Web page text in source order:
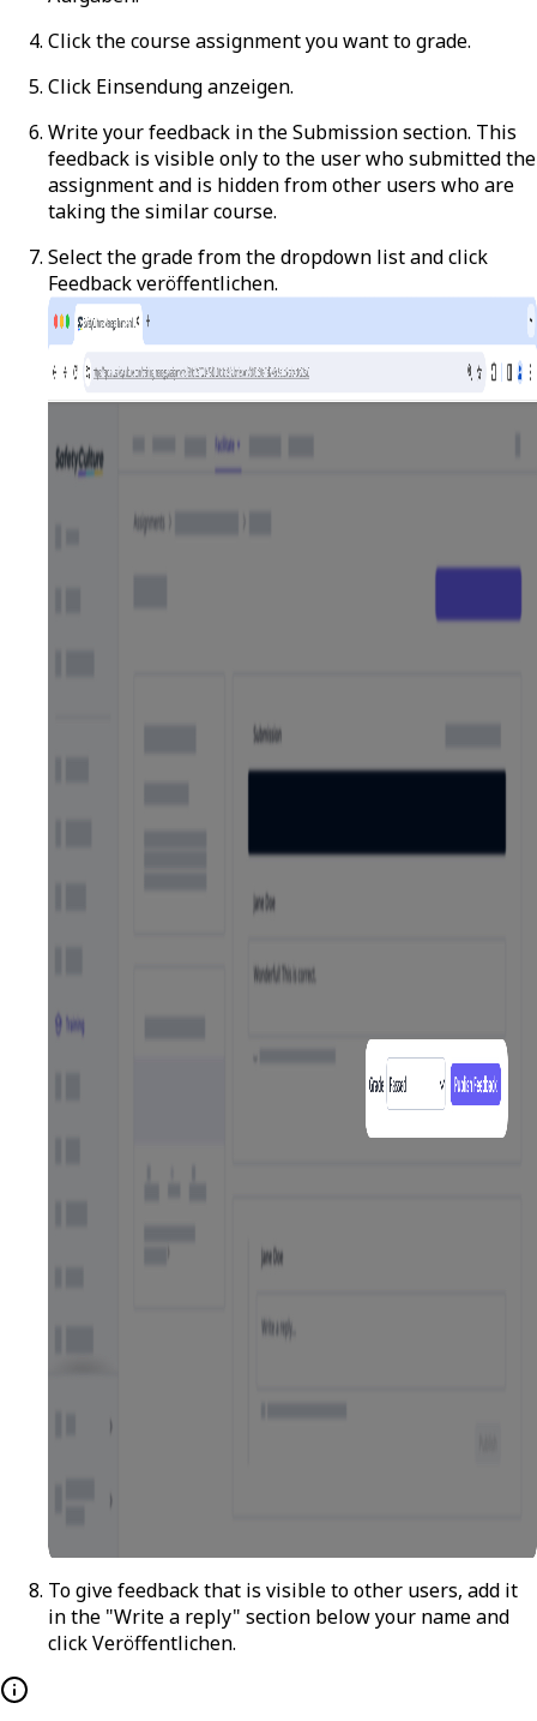
Click the course assignment you want to grade.
Click Einsendung anzeigen.
Write your feedback in the Submission section. This
feedback is visible only to the user who submitted the
assignment and is hidden from other users who are
taking the similar course.
Select the grade from the dropdown list and click
Feedback veröffentlichen.
To give feedback that is visible to other users, add it
in the "Write a reply" section below your name and
clickVeröffentlichen.